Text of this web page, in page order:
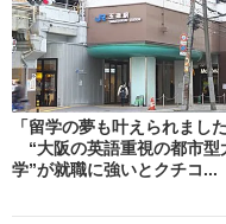
「留学の夢も叶えられました
“大阪の英語重視の都市型
学”が就職に強いとクチコ...